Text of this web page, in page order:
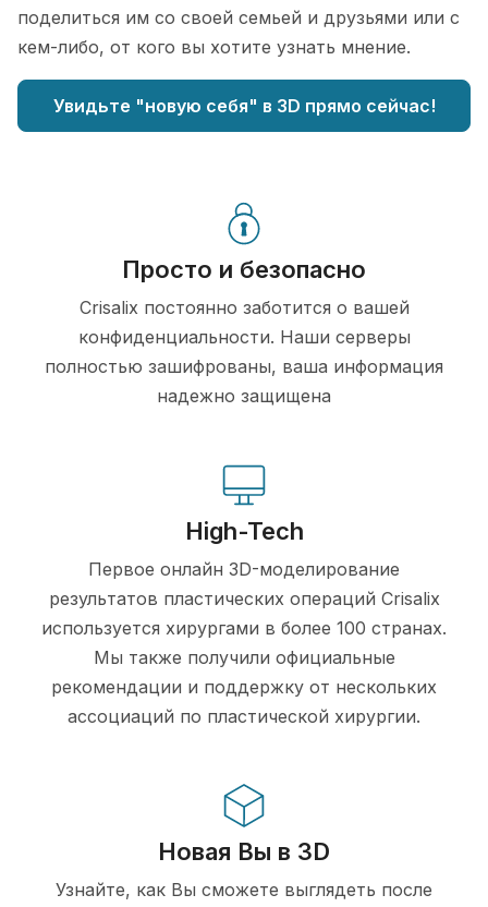
поделиться им со своей семьей и друзьями или с
кем-либо, от кого вы хотите узнать мнение.
Увидьте "новую себя" в 3D прямо сейчас!
Просто и безопасно
Crisalix постоянно заботится о вашей
конфиденциальности. Наши серверы
полностью зашифрованы, ваша информация
надежно защищена
High-Tech
Первое онлайн 3D-моделирование
результатов пластических операций Crisalix
используется хирургами в более 100 странах.
Мы также получили официальные
рекомендации и поддержку от нескольких
ассоциаций по пластической хирургии.
Новая Вы в 3D
Узнайте, как Вы сможете выглядеть после